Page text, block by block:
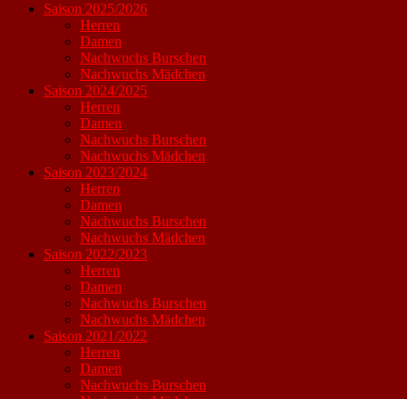
Saison 2025/2026
Herren
Damen
Nachwuchs Burschen
Nachwuchs Mädchen
Saison 2024/2025
Herren
Damen
Nachwuchs Burschen
Nachwuchs Mädchen
Saison 2023/2024
Herren
Damen
Nachwuchs Burschen
Nachwuchs Mädchen
Saison 2022/2023
Herren
Damen
Nachwuchs Burschen
Nachwuchs Mädchen
Saison 2021/2022
Herren
Damen
Nachwuchs Burschen